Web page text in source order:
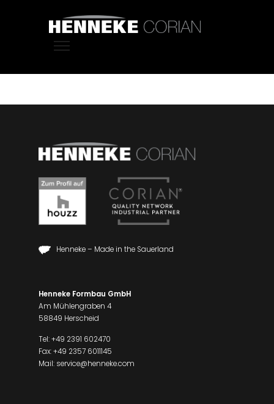
Henneke – Made in the Sauerland
Henneke Formbau GmbH
Am Mühlengraben 4
58849 Herscheid
Tel:+49 2391 602470
Fax: +49 2357 6011145
Mail: service@henneke.com